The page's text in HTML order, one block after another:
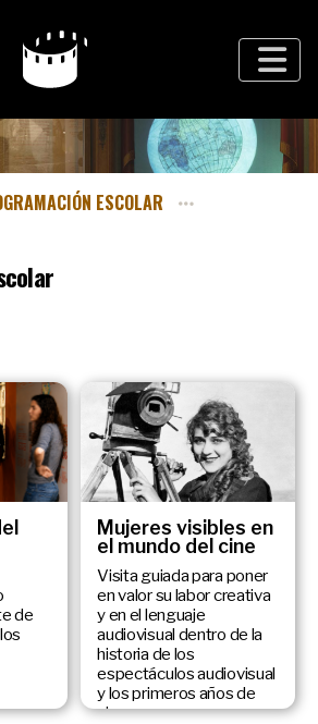
ESCOLAR
de
Mujeres visibles en
el mundo del cine
Visita guiada para poner
en valor su labor creativa
y en el lenguaje
audiovisual dentro de la
historia de los
espectáculos audiovisual
y los primeros años de
cine.